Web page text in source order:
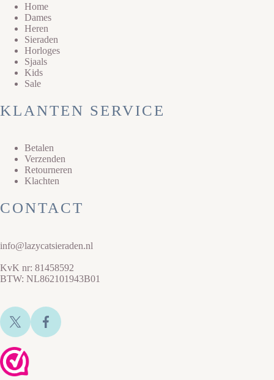
Home
Dames
Heren
Sieraden
Horloges
Sjaals
Kids
Sale
KLANTEN SERVICE
Betalen
Verzenden
Retourneren
Klachten
CONTACT
info@lazycatsieraden.nl
KvK nr: 81458592
BTW: NL862101943B01